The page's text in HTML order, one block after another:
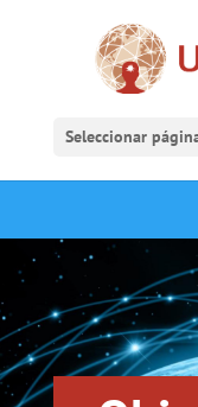
Seleccionar